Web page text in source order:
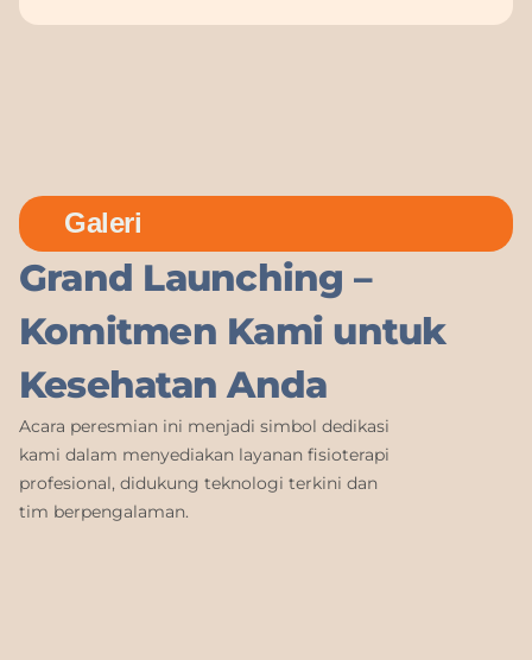
Galeri
Grand Launching –
Komitmen Kami untuk
Kesehatan Anda
Acara peresmian ini menjadi simbol dedikasi
kami dalam menyediakan layanan fisioterapi
profesional, didukung teknologi terkini dan
tim berpengalaman.